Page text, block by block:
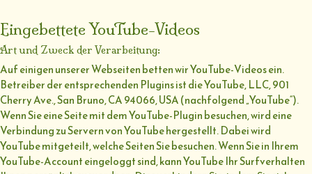
Eingebettete YouTube-Videos
Art und Zweck der Verarbeitung:
Auf einigen unserer Webseiten betten wir YouTube-Videos ein.
Betreiber der entsprechenden Plugins ist die YouTube, LLC, 901
Cherry Ave., San Bruno, CA 94066, USA (nachfolgend „YouTube“).
Wenn Sie eine Seite mit dem YouTube-Plugin besuchen, wird eine
Verbindung zu Servern von YouTube hergestellt. Dabei wird
YouTube mitgeteilt, welche Seiten Sie besuchen. Wenn Sie in Ihrem
YouTube-Account eingeloggt sind, kann YouTube Ihr Surfverhalten